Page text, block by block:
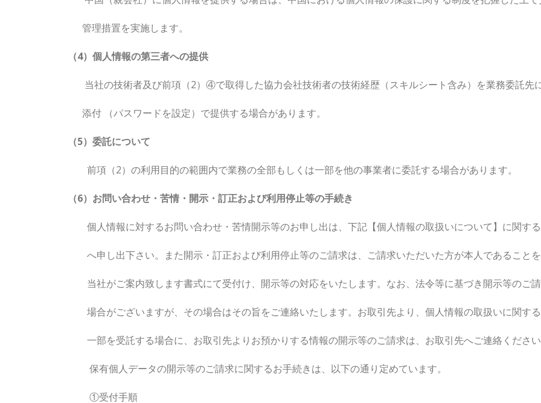
管理措置を実施します。
（4）個人情報の第三者への提供
当社の技術者及び前項（2）④で取得した協力会社技術者の技術経歴（スキルシート含み）を業務委託先
添付 （パスワードを設定）で提供する場合があります。
（5）委託について
前項（2）の利用目的の範囲内で業務の全部もしくは一部を他の事業者に委託する場合があります。
（6） お問い合わせ・苦情・開示・訂正および利用停止等の手続き
個人情報に対するお問い合わせ・苦情開示等のお申し出は、下記【個人情報の取扱いについて】に関す
へ申し出下さい。また開示・訂正および利用停止等のご請求は、ご請求いただいた方が本人であることを
当社がご案内致します書式にて受付け、開示等の対応をいたします。なお、法令等に基づき開示等のご
場合がございますが、その場合はその旨をご連絡いたします。お取引先より、個人情報の取扱いに関す
一部を受託する場合に、お取引先よりお預かりする情報の開示等のご請求は、お取引先へご連絡ください
保有個人データの開示等のご請求に関するお手続きは、以下の通り定めています。
①受付手順